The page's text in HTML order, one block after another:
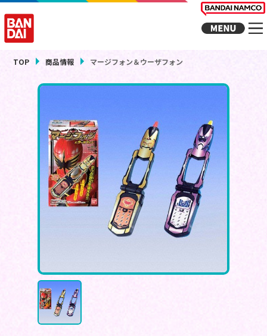
TOP 商品情報 マージフォン＆ウーザフォン